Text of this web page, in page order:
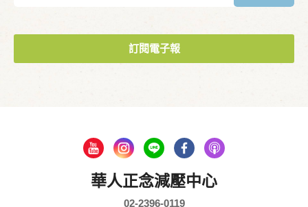
訂閱電子報
華人正念減壓中心
02-2396-0119